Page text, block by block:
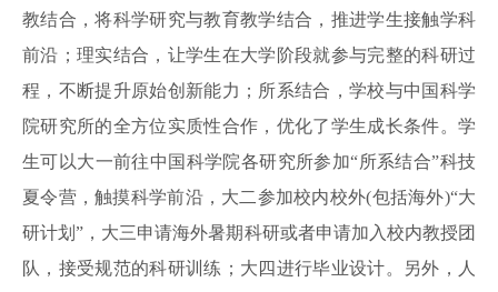
教结合，将科学研究与教育教学结合，推进学生接触学科
前沿；理实结合，让学生在大学阶段就参与完整的科研过
程，不断提升原始创新能力；所系结合，学校与中国科学
院研究所的全方位实质性合作，优化了学生成长条件。学
生可以大一前往中国科学院各研究所参加“所系结合”科技
夏令营，触摸科学前沿，大二参加校内校外(包括海外)“大
研计划” ，大三申请海外暑期科研或者申请加入校内教授团
队，接受规范的科研训练；大四进行毕业设计。另外，
人